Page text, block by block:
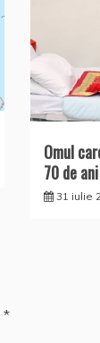
Omul
70 de ani
31 iulie
*